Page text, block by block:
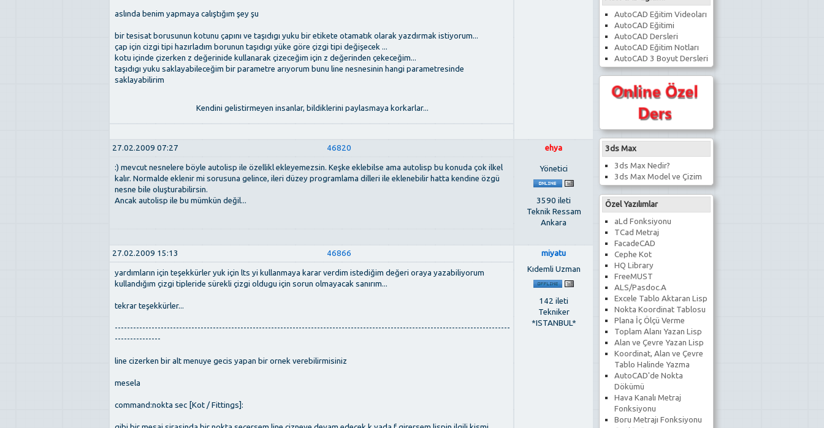
AutoCAD Eğitim Videoları
AutoCAD Eğitimi
AutoCAD Dersleri
AutoCAD Eğitim Notları
AutoCAD 3 Boyut Dersleri
3ds Max
3ds Max Nedir?
3ds Max Model ve Çizim
Özel Yazılımlar
aLd Fonksiyonu
TCad Metraj
FacadeCAD
Cephe Kot
HQ Library
FreeMUST
ALS/Pasdoc.A
Excele Tablo Aktaran Lisp
Nokta Koordinat Tablosu
Plana İç Ölçü Verme
Toplam Alanı Yazan Lisp
Alan ve Çevre Yazan Lisp
Koordinat, Alan ve Çevre
Tablo Halinde Yazma
AutoCAD'de Nokta
Dökümü
Hava Kanalı Metraj
Fonksiyonu
Boru Metrajı Fonksiyonu
aslında benim yapmaya calıştığım şey şu
bir tesisat borusunun kotunu çapını ve taşıdıgı yuku bir etikete otamatık olarak yazdırmak istiyorum...
çap için cizgi tipi hazırladım borunun taşıdıgı yüke göre çizgi tipi değişecek ...
kotu içinde çizerken z değerinide kullanarak çizeceğim için z değerinden çekeceğim...
taşıdıgı yuku saklayabileceğim bir parametre arıyorum bunu line nesnesinin hangi parametresinde
saklayabilirim
Kendini gelistirmeyen insanlar, bildiklerini paylasmaya korkarlar...
27.02.2009 07:27 46820 ehya
Yönetici
3590 ileti
Teknik Ressam
Ankara
:) mevcut nesnelere böyle autolisp ile özellikl ekleyemezsin. Keşke eklebilse ama autolisp bu konuda çok ilkel
kalır. Normalde eklenir mi sorusuna gelince, ileri düzey programlama dilleri ile eklenebilir hatta kendine özgü
nesne bile oluşturabilirsin.
Ancak autolisp ile bu mümkün değil...
27.02.2009 15:13 46866
miyatu
Kıdemli Uzman
142 ileti
Tekniker
*ISTANBUL*
yardımların için teşekkürler yuk için lts yi kullanmaya karar verdim istediğim değeri oraya yazabiliyorum
kullandığım çizgi tipleride sürekli çizgi oldugu için sorun olmayacak sanırım...
tekrar teşekkürler...
---------------------------------------------------------------------------------------------------------------------------------
---------------
line cizerken bir alt menuye gecis yapan bir ornek verebilirmisiniz
mesela
command:nokta sec [Kot / Fittings]: